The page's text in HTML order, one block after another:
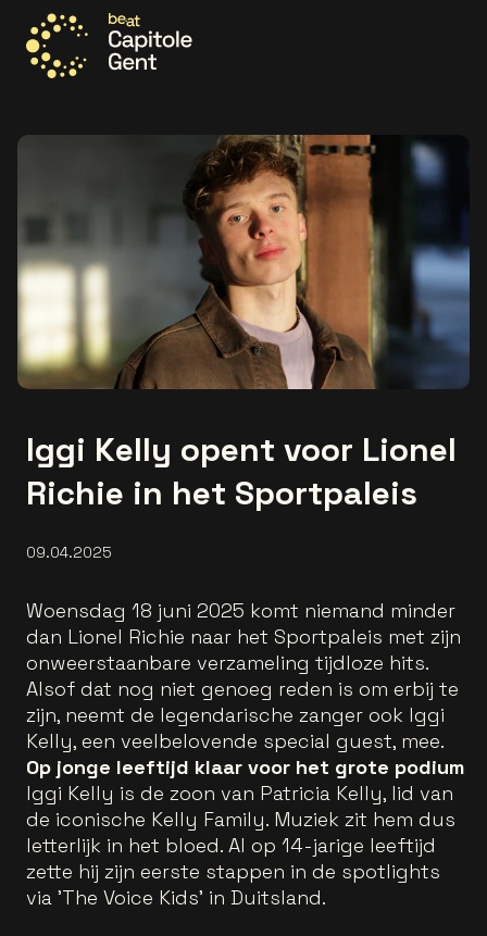
Iggi Kelly opent voor Lionel
Richie in het Sportpaleis
09.04.2025
Woensdag 18 juni 2025 komt niemand minder
dan Lionel Richie naar het Sportpaleis met zijn
onweerstaanbare verzameling tijdloze hits.
Alsof dat nog niet genoeg reden is om erbij te
zijn, neemt de legendarische zanger ook Iggi
Kelly, een veelbelovende special guest, mee.
Op jonge leeftijd klaar voor het grote podium
Iggi Kelly is de zoon van Patricia Kelly, lid van
de iconische Kelly Family. Muziek zit hem dus
letterlijk in het bloed. Al op 14-jarige leeftijd
zette hij zijn eerste stappen in de spotlights
via 'The Voice Kids' in Duitsland.